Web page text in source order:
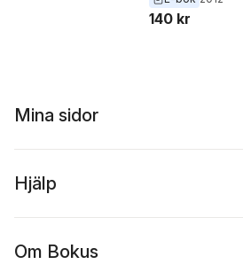
140 kr
Mina sidor
Hjälp
Om Bokus